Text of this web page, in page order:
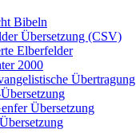
Bibeln
Übersetzung (CSV)
Elberfelder
2000
Übertragung
Übersetzung